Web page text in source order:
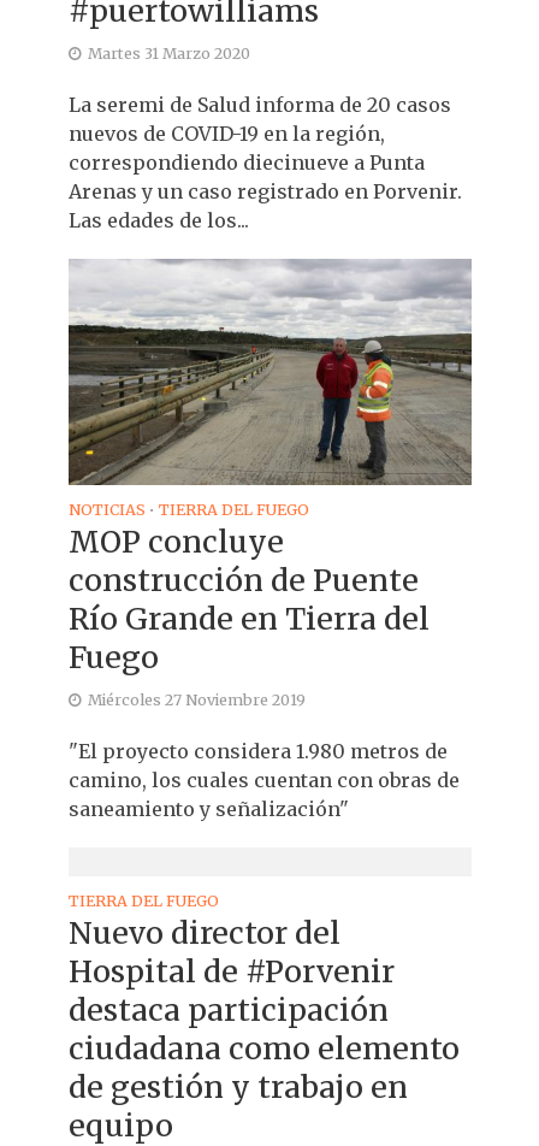
#puertowilliams
Martes 31 Marzo 2020
La seremi de Salud informa de 20 casos
nuevos de COVID-19 en la región,
correspondiendo diecinueve a Punta
Arenas y un caso registrado en Porvenir.
Las edades de los...
NOTICIAS • TIERRA DEL FUEGO
MOP concluye
construcción de Puente
Río Grande en Tierra del
Fuego
Miércoles 27 Noviembre 2019
"El proyecto considera 1.980 metros de
camino, los cuales cuentan con obras de
saneamiento y señalización"
TIERRA DEL FUEGO
Nuevo director del
Hospital de #Porvenir
destaca participación
ciudadana como elemento
de gestión y trabajo en
equipo